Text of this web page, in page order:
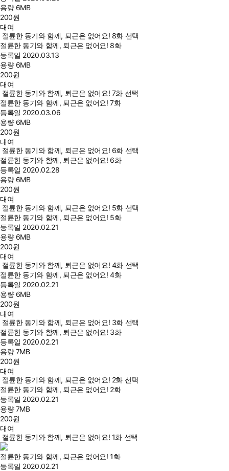
용량 6MB
200원
대여
절륜한 동기와 함께, 퇴근은 없어요! 8화 선택
절륜한 동기와 함께, 퇴근은 없어요! 8화
등록일 2020.03.13
용량 6MB
200원
대여
절륜한 동기와 함께, 퇴근은 없어요! 7화 선택
절륜한 동기와 함께, 퇴근은 없어요! 7화
등록일 2020.03.06
용량 6MB
200원
대여
절륜한 동기와 함께, 퇴근은 없어요! 6화 선택
절륜한 동기와 함께, 퇴근은 없어요! 6화
등록일 2020.02.28
용량 6MB
200원
대여
절륜한 동기와 함께, 퇴근은 없어요! 5화 선택
절륜한 동기와 함께, 퇴근은 없어요! 5화
등록일 2020.02.21
용량 6MB
200원
대여
절륜한 동기와 함께, 퇴근은 없어요! 4화 선택
절륜한 동기와 함께, 퇴근은 없어요! 4화
등록일 2020.02.21
용량 6MB
200원
대여
절륜한 동기와 함께, 퇴근은 없어요! 3화 선택
절륜한 동기와 함께, 퇴근은 없어요! 3화
등록일 2020.02.21
용량7MB
200원
대여
절륜한 동기와 함께, 퇴근은 없어요! 2화 선택
절륜한 동기와 함께, 퇴근은 없어요! 2화
등록일 2020.02.21
용량7MB
200원
대여
절륜한 동기와 함께, 퇴근은 없어요! 1화 선택
절륜한 동기와 함께, 퇴근은 없어요! 1화
등록일 2020.02.21